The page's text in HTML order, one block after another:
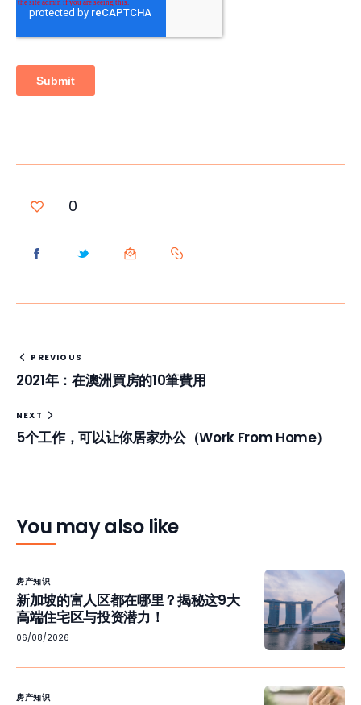
0
PREVIOUS
2021年：在澳洲買房的10筆費用
NEXT
5个工作，可以让你居家办公（Work From Home）
You may also like
房产知识
新加坡的富人区都在哪里？揭秘这9大
高端住宅区与投资潜力！
06/08/2026
房产知识